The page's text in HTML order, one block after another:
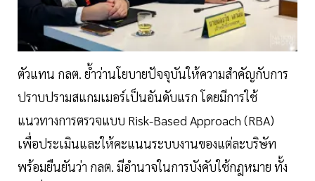
ตัวแทน กลต. ย้ำว่านโยบายปัจจุบันให้ความสำคัญกับการ
ปราบปรามสแกมเมอร์เป็นอันดับแรก โดยมีการใช้
แนวทางการตรวจแบบ Risk-Based Approach (RBA)
เพื่อประเมินและให้คะแนนระบบงานของแต่ละบริษัท
พร้อมยืนยันว่า กลต. มีอำนาจในการบังคับใช้กฎหมาย ทั้ง